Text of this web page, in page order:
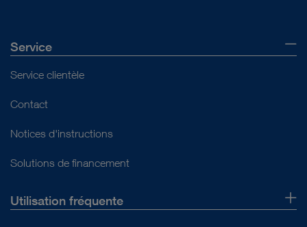
Service
Service clientèle
Contact
Notices d'instructions
Solutions de financement
Utilisation fréquente